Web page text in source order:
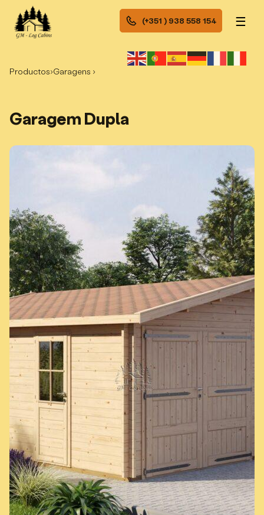
(+351 ) 938 558 154 ☰
Productos›Garagens ›
Garagem Dupla